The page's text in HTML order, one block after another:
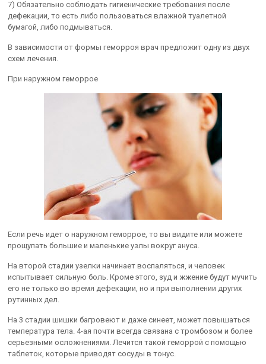
7) Обязательно соблюдать гигиенические требования после
дефекации, то есть либо пользоваться влажной туалетной
бумагой, либо подмываться.
В зависимости от формы геморроя врач предложит одну из двух
схем лечения.
При наружном геморрое
Если речь идет о наружном геморрое, то вы видите или можете
прощупать большие и маленькие узлы вокруг ануса.
На второй стадии узелки начинает воспаляться, и человек
испытывает сильную боль. Кроме этого, зуд и жжение будут мучить
его не только во время дефекации, но и при выполнении других
рутинных дел.
На 3 стадии шишки багровеют и даже синеет, может повышаться
температура тела. 4-ая почти всегда связана с тромбозом и более
серьезными осложнениями. Лечится такой геморрой с помощью
таблеток, которые приводят сосуды в тонус.